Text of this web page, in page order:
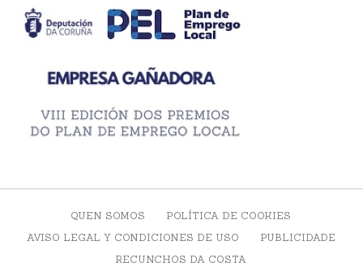
QUEN SOMOS
POLÍTICA DE COOKIES
AVISO LEGAL Y CONDICIONES DE USO
PUBLICIDADE
RECUNCHOS DA COSTA